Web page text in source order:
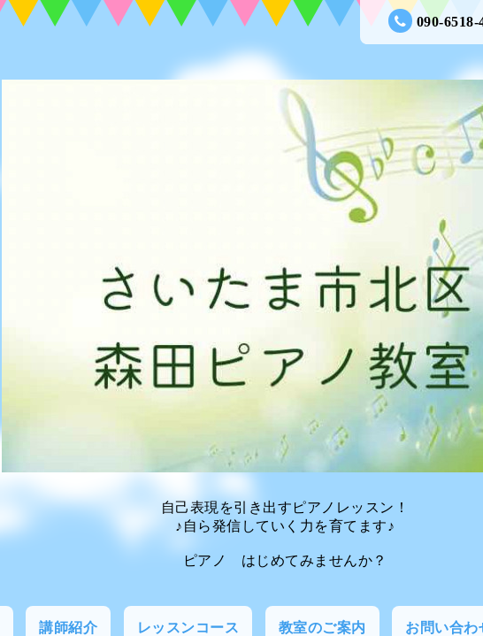
090-6518-
自己表現を引き出すピアノレッスン！
♪自ら発信していく力を育てます♪
ピアノ はじめてみませんか？
講師紹介 レッスンコース 教室のご案内 お問い合わ